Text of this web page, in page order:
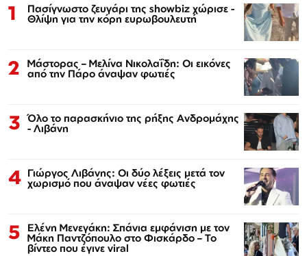
1 Πασίγνωστο ζευγάρι της showbiz χώρισε -
Θλίψη για την κόρη ευρωβουλευτή
2 Μάστορας – Μελίνα Νικολαΐδη: Οι εικόνες
από την Πάρο άναψαν φωτιές
3 Όλο το παρασκήνιο της ρήξης Ανδρομάχης
- Λιβάνη
4 Γιώργος Λιβάνης: Οι δύο λέξεις μετά τον
χωρισμό που άναψαν νέες φωτιές
5 Ελένη Μενεγάκη: Σπάνια εμφάνιση με τον
Μάκη Παντζόπουλο στο Φισκάρδο – Το
βίντεο που έγινε viral